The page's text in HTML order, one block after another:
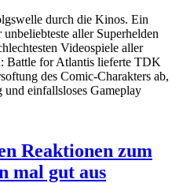
durch die Kinos. Ein
aller Superhelden
Videospiele aller
Battle for Atlantis lieferte TDK
des Comic-Charakters ab,
und einfallsloses Gameplay
Reaktionen zum
mal gut aus